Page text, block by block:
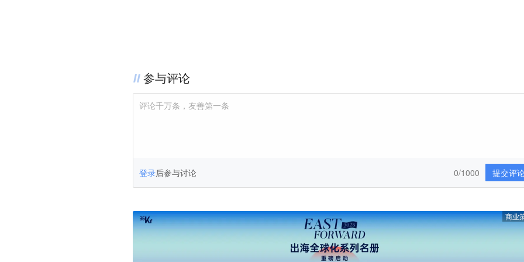
参与评论
评论千万条，友善第一条
登录后参与讨论 提交评
0/1000
商业